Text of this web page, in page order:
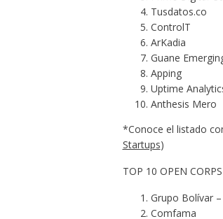
Tusdatos.co
ControlT
ArKadia
Guane
Apping
Uptime
Anthesis Mero
*Conoce el listado
Startups)
TOP 10 OPEN CORPS
Grupo Bolívar
Comfama